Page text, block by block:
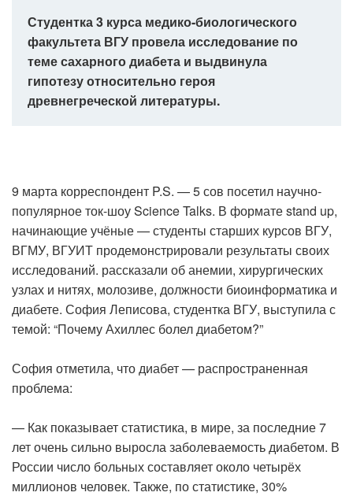
Студентка 3 курса медико-биологического
факультета ВГУ провела исследование по
теме сахарного диабета и выдвинула
гипотезу относительно героя
древнегреческой литературы.
9 марта корреспондент P.S. — 5 сов посетил научно-
популярное ток-шоу Science Talks. В формате stand up,
начинающие учёные — студенты старших курсов ВГУ,
ВГМУ, ВГУИТ продемонстрировали результаты своих
исследований. рассказали об анемии, хирургических
узлах и нитях, молозиве, должности биоинформатика и
диабете. София Леписова, студентка ВГУ, выступила с
темой: “Почему Ахиллес болел диабетом?”
София отметила, что диабет — распространенная
проблема:
— Как показывает статистика, в мире, за последние 7
лет очень сильно выросла заболеваемость диабетом. В
России число больных составляет около четырёх
миллионов человек. Также, по статистике, 30%